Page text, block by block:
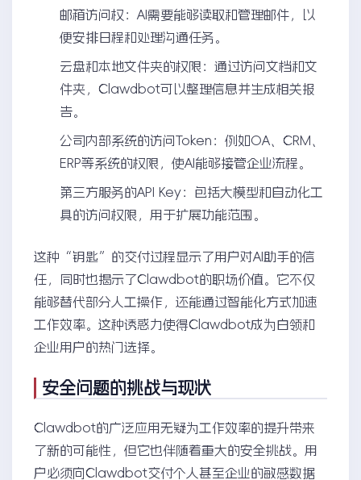
邮箱访问权：AI需要能够读取和管理邮件，以
便安排日程和处理沟通任务。
云盘和本地文件夹的权限：通过访问文档和文
件夹，Clawdbot可以整理信息并生成相关报
告。
公司内部系统的访问Token：例如OA、CRM、
ERP等系统的权限，使AI能够接管企业流程。
第三方服务的API Key：包括大模型和自动化工
具的访问权限，用于扩展功能范围。
这种“钥匙”的交付过程显示了用户对AI助手的信
任，同时也揭示了Clawdbot的职场价值。它不仅
能够替代部分人工操作，还能通过智能化方式加速
工作效率。这种诱惑力使得Clawdbot成为白领和
企业用户的热门选择。
安全问题的挑战与现状
Clawdbot的广泛应用无疑为工作效率的提升带来
了新的可能性，但它也伴随着重大的安全挑战。用
户必须向Clawdbot交付个人甚至企业的敏感数据